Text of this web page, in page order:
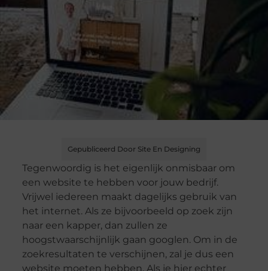
Gepubliceerd Door Site En Designing
Tegenwoordig is het eigenlijk onmisbaar om
een website te hebben voor jouw bedrijf.
Vrijwel iedereen maakt dagelijks gebruik van
het internet. Als ze bijvoorbeeld op zoek zijn
naar een kapper, dan zullen ze
hoogstwaarschijnlijk gaan googlen. Om in de
zoekresultaten te verschijnen, zal je dus een
website moeten hebben. Als je hier echter